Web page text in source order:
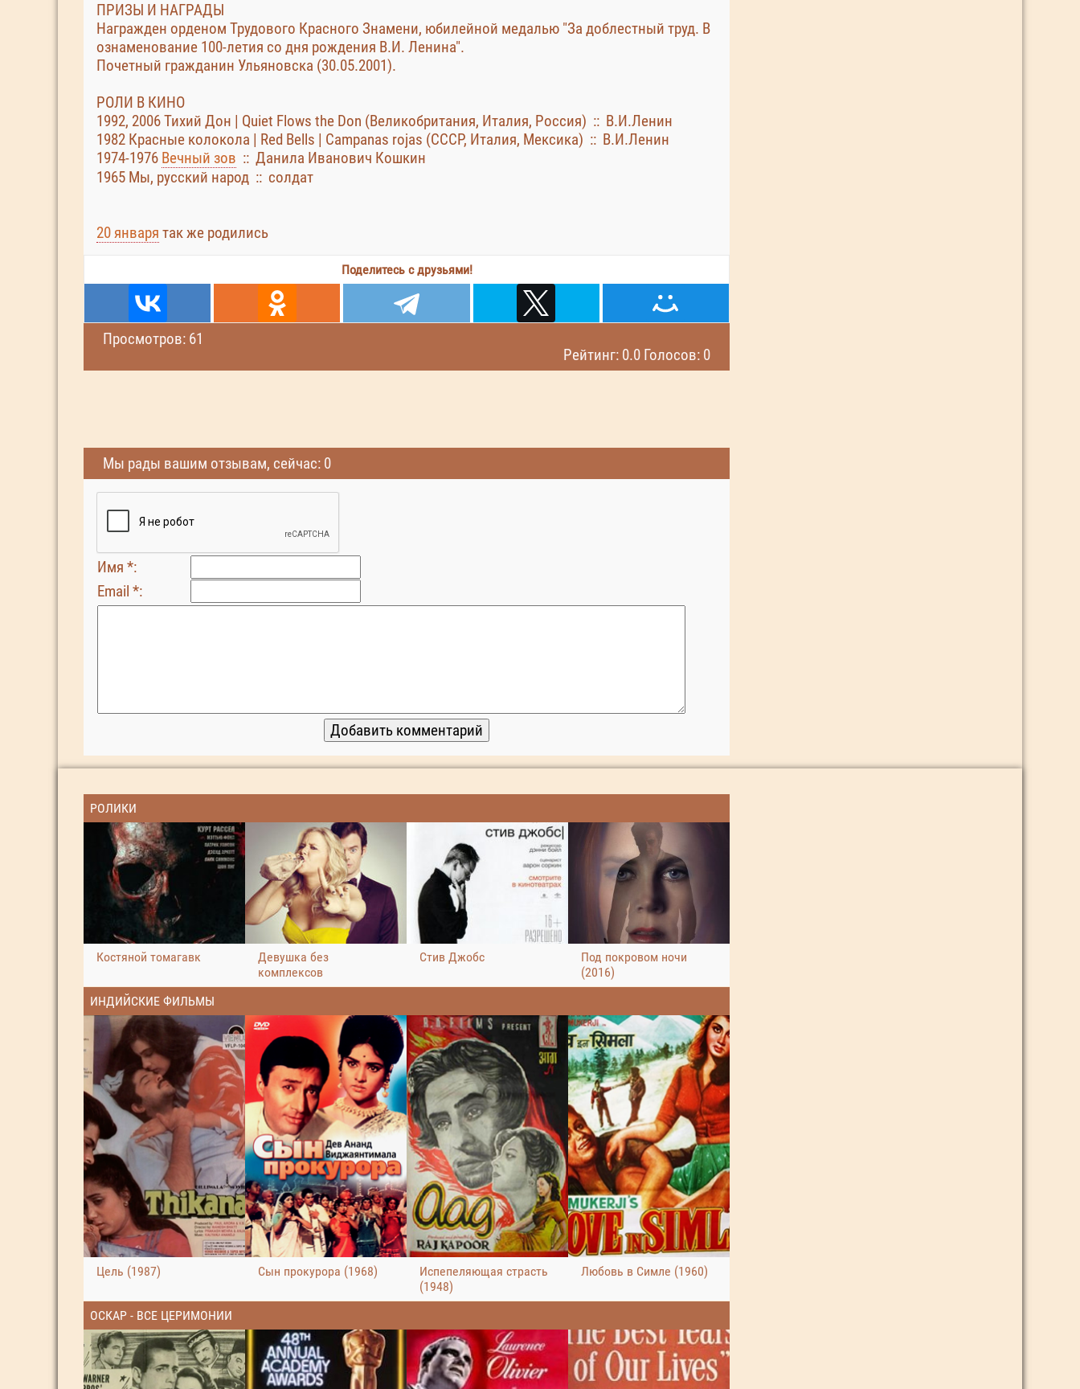
ПРИЗЫ И НАГРАДЫ
Награжден орденом Трудового Красного Знамени, юбилейной медалью "За доблестный труд. В
ознаменование 100-летия со дня рождения В.И. Ленина".
Почетный гражданин Ульяновска (30.05.2001).
РОЛИ В КИНО
1992, 2006 Тихий Дон | Quiet Flows the Don (Великобритания, Италия, Россия) :: В.И.Ленин
1982 Красные колокола | Red Bells | Campanas rojas (СССР, Италия, Мексика) :: В.И.Ленин
1974-1976 Вечный зов :: Данила Иванович Кошкин
1965 Мы, русский народ :: солдат
20 января так же родились
Поделитесь с друзьями!
Просмотров: 61
Рейтинг: 0.0 Голосов: 0
Мы рады вашим отзывам, сейчас: 0
Имя *:
Email *:
РОЛИКИ
Костяной томагавк
Девушка без
комплексов
Стив Джобс
Под покровом ночи
(2016)
ИНДИЙСКИЕ ФИЛЬМЫ
Цель (1987) Сын прокурора (1968)
Испепеляющая страсть
(1948)
Любовь в Симле (1960)
ОСКАР - ВСЕ ЦЕРИМОНИИ